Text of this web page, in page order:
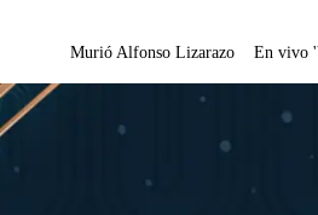
Juegos
Murió Alfonso Lizarazo En vivo